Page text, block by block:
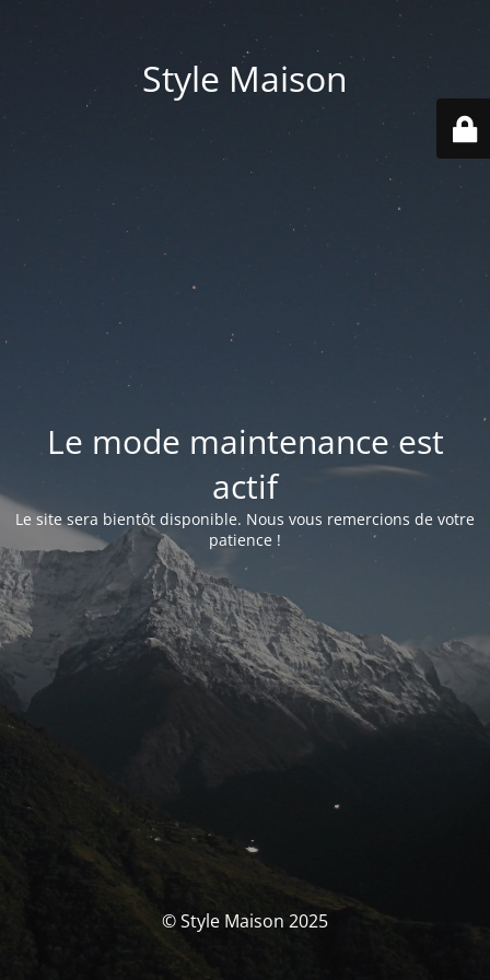
Style Maison
Le mode maintenance est
actif
Le site sera bientôt disponible. Nous vous remercions de votre
patience !
© Style Maison 2025